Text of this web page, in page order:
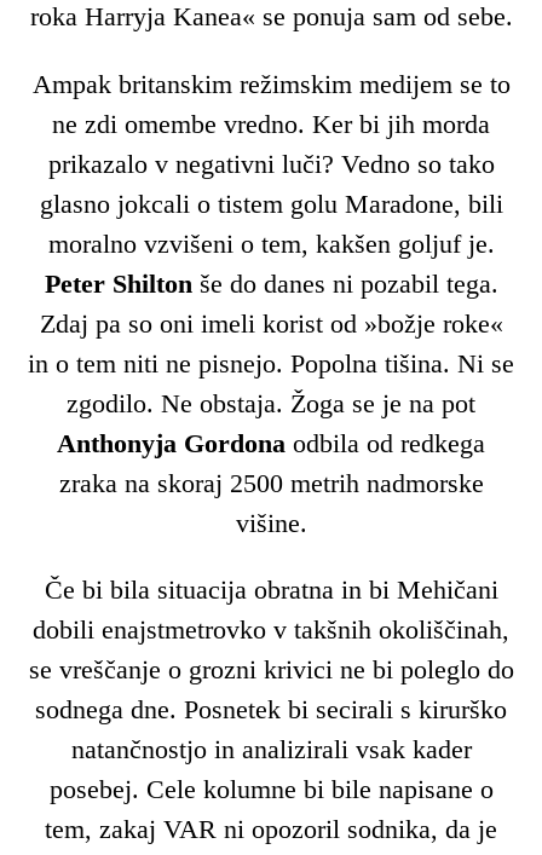
roka Harryja Kanea« se ponuja sam od sebe.
Ampak britanskim režimskim medijem se to
ne zdi omembe vredno. Ker bi jih morda
prikazalo v negativni luči? Vedno so tako
glasno jokcali o tistem golu Maradone, bili
moralno vzvišeni o tem, kakšen goljuf je.
Peter Shilton še do danes ni pozabil tega.
Zdaj pa so oni imeli korist od »božje roke«
in o tem niti ne pisnejo. Popolna tišina. Ni se
zgodilo. Ne obstaja. Žoga se je na pot
Anthonyja Gordona odbila od redkega
zraka na skoraj 2500 metrih nadmorske
višine.
Če bi bila situacija obratna in bi Mehičani
dobili enajstmetrovko v takšnih okoliščinah,
se vreščanje o grozni krivici ne bi poleglo do
sodnega dne. Posnetek bi secirali s kirurško
natančnostjo in analizirali vsak kader
posebej. Cele kolumne bi bile napisane o
tem, zakaj VAR ni opozoril sodnika, da je